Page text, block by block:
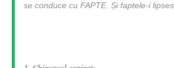
se conduce cu FAPTE. Și faptele-i